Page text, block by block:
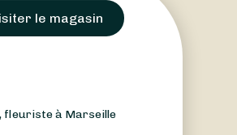
le magasin
fleuriste à Marseille